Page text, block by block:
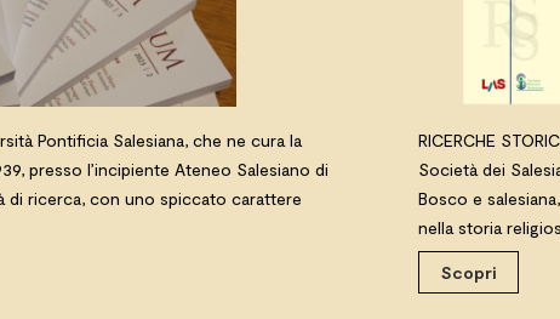
Pontificia Salesiana, che ne cura la
presso l’incipiente Ateneo Salesiano di
di ricerca, con uno spiccato carattere
RICERCHE
Società dei
Bosco e
nella storia
Scopri